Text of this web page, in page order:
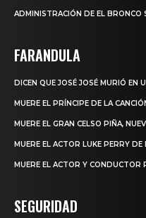
ADMINISTRACIÓN DE EL BRONCO
FARANDULA
DICEN QUE JOSÉ JOSÉ MURIÓ EN
MUERE EL PRÍNCIPE DE LA
MUERE EL GRAN CELSO PIÑA,
MUERE EL ACTOR LUKE PERRY
MUERE EL ACTOR Y
SEGURIDAD